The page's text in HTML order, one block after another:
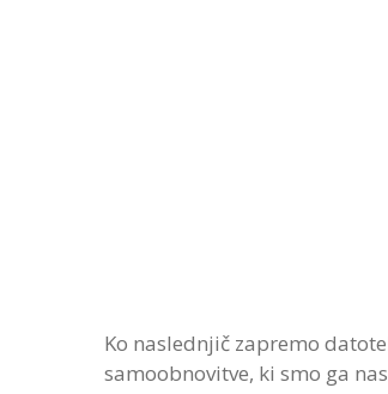
Ko naslednjič zapremo
samoobnovitve, ki smo ga